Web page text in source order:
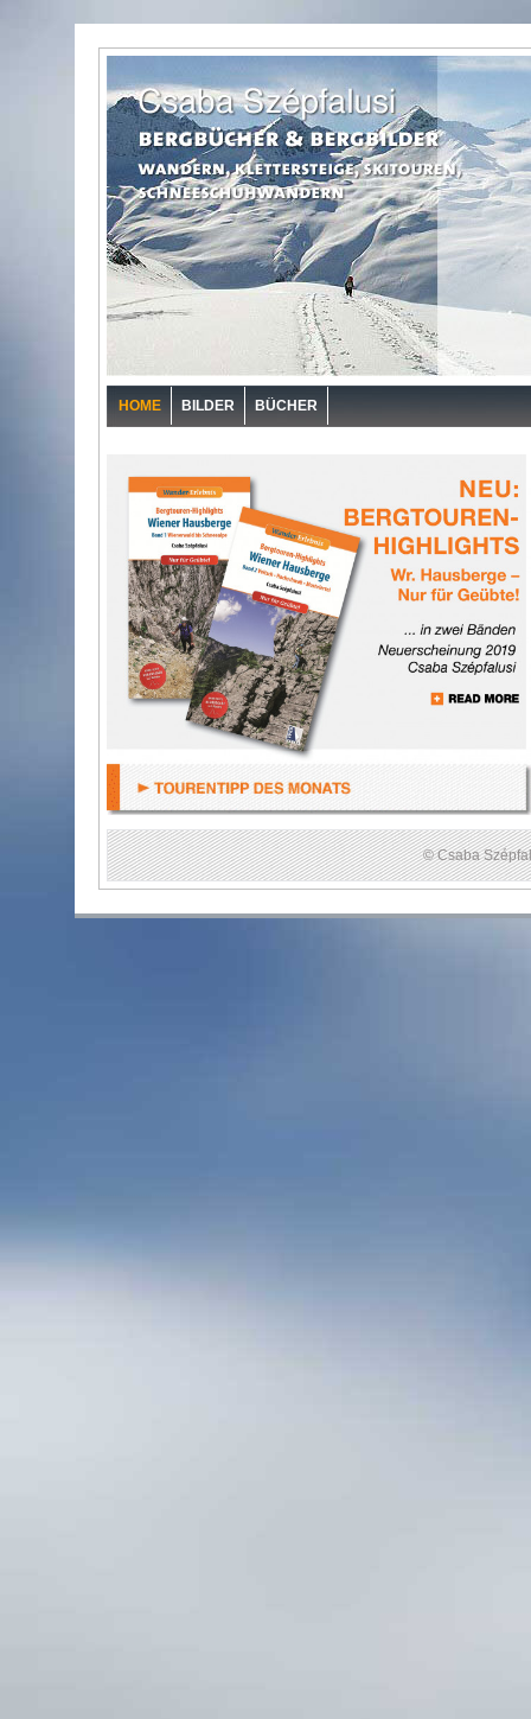
HOME BILDER BÜCHER
© Csaba